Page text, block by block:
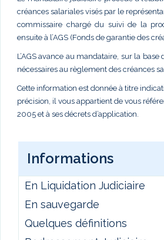
créances salariales visés par le
commissaire chargé du suivi de la
ensuite à l’AGS (Fonds de garantie des
L’AGS avance au mandataire, sur la base
nécessaires au règlement des créances
Cette information est donnée à titre
précision, il vous appartient de vous
2005 et à ses décrets d’application.
Informations
En Liquidation Judiciaire
En sauvegarde
Quelques définitions